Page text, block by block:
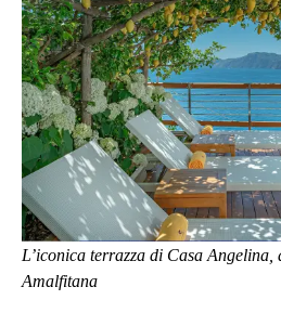
L’iconica terrazza di Casa
Amalfitana